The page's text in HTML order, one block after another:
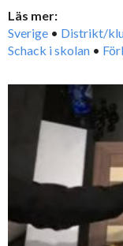
Läs mer:
Sverige • Distrikt/
Schack i skolan •